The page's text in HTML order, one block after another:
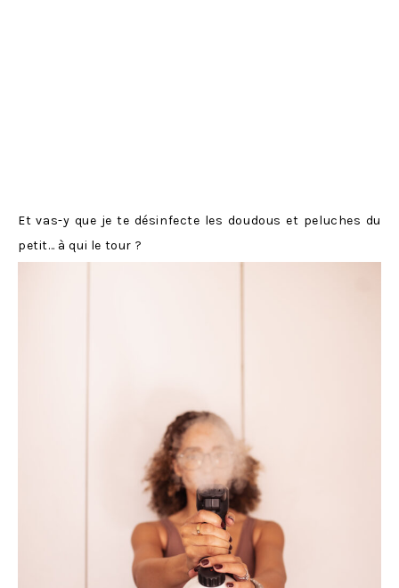
Et vas-y que je te désinfecte les doudous et peluches du
petit… à qui le tour ?